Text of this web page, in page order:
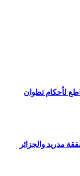
لأحكام تطوان
شامل لصفقة مدريد والجزائر